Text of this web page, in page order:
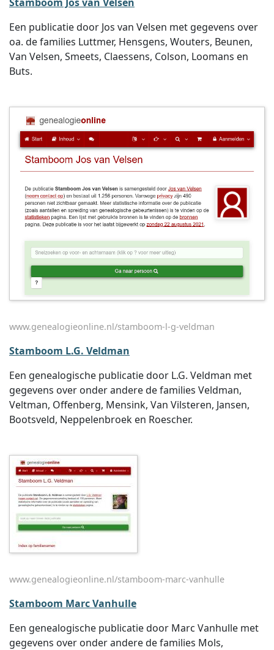
Een publicatie door Jos van Velsen met gegevens over
oa. de families Luttmer, Hensgens, Wouters, Beunen,
Van Velsen, Smeets, Claessens, Colson, Loomans en
Buts.
www.genealogieonline.nl/stamboom-l-g-veldman
Stamboom L.G. Veldman
Een genealogische publicatie door L.G. Veldman met
gegevens over onder andere de families Veldman,
Veltman, Offenberg, Mensink, Van Vilsteren, Jansen,
Bootsveld, Neppelenbroek en Roescher.
www.genealogieonline.nl/stamboom-marc-vanhulle
Stamboom Marc Vanhulle
Een genealogische publicatie door Marc Vanhulle met
gegevens over onder andere de families Mols,